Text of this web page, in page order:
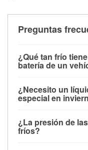
Preguntas
¿Qué tan frío
batería de un
debajo de los 32
su potencia de
arranque.
¿Necesito un
especial en
la congelación y
derretida en la
¿La presión de
fríos?